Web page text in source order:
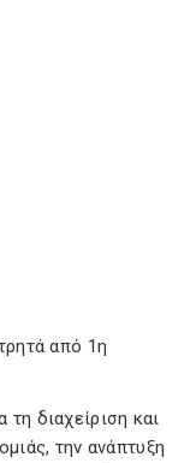
από 1η
διαχείριση και
την ανάπτυξη